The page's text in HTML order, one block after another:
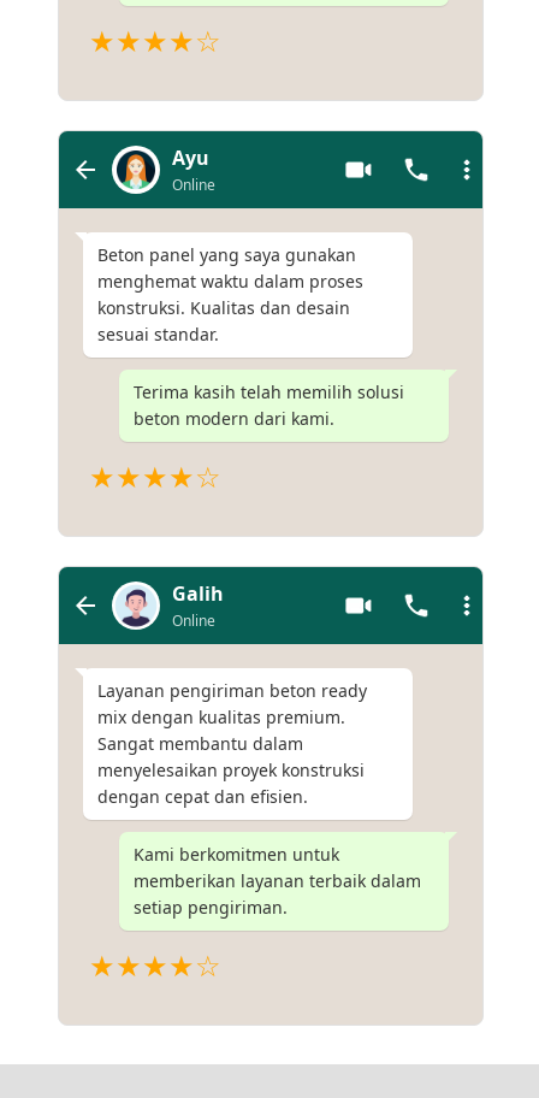
★★★★☆
Ayu
Online
Beton panel yang saya gunakan
menghemat waktu dalam proses
konstruksi. Kualitas dan desain
sesuai standar.
Terima kasih telah memilih solusi
beton modern dari kami.
★★★★☆
Galih
Online
Layanan pengiriman beton ready
mix dengan kualitas premium.
Sangat membantu dalam
menyelesaikan proyek konstruksi
dengan cepat dan efisien.
Kami berkomitmen untuk
memberikan layanan terbaik dalam
setiap pengiriman.
★★★★☆